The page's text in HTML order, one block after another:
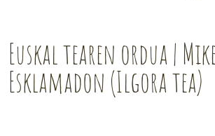
Euskal tearen ordua |
Esklamadon (Ilgora tea)